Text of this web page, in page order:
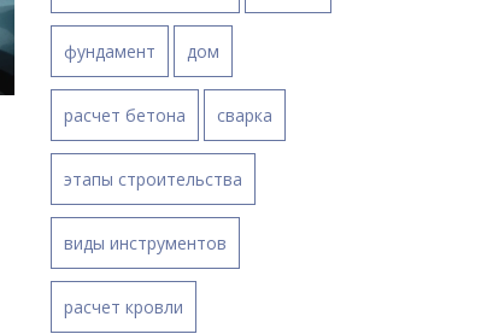
фундамент дом
расчет бетона сварка
этапы строительства
виды инструментов
расчет кровли